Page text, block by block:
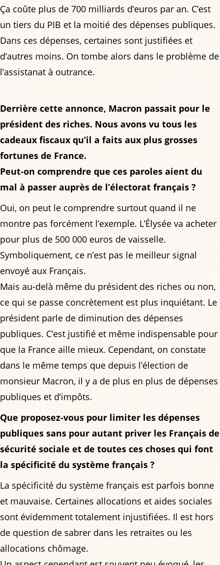
Ça coûte plus de 700 milliards d’euros par an. C’est
un tiers du PIB et la moitié des dépenses publiques.
Dans ces dépenses, certaines sont justifiées et
d’autres moins. On tombe alors dans le problème de
l’assistanat à outrance.
Derrière cette annonce, Macron passait pour le
président des riches. Nous avons vu tous les
cadeaux fiscaux qu’il a faits aux plus grosses
fortunes de France.
Peut-on comprendre que ces paroles aient du
mal à passer auprès de l’électorat français ?
Oui, on peut le comprendre surtout quand il ne
montre pas forcément l’exemple. L’Élysée va acheter
pour plus de 500 000 euros de vaisselle.
Symboliquement, ce n’est pas le meilleur signal
envoyé aux Français.
Mais au-delà même du président des riches ou non,
ce qui se passe concrètement est plus inquiétant. Le
président parle de diminution des dépenses
publiques. C’est justifié et même indispensable pour
que la France aille mieux. Cependant, on constate
dans le même temps que depuis l’élection de
monsieur Macron, il y a de plus en plus de dépenses
publiques et d’impôts.
Que proposez-vous pour limiter les dépenses
publiques sans pour autant priver les Français de
sécurité sociale et de toutes ces choses qui font
la spécificité du système français ?
La spécificité du système français est parfois bonne
et mauvaise. Certaines allocations et aides sociales
sont évidemment totalement injustifiées. Il est hors
de question de sabrer dans les retraites ou les
allocations chômage.